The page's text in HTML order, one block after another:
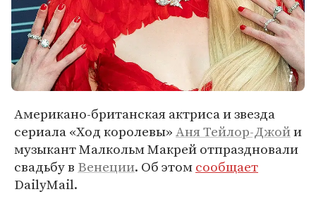
Американо-британская актриса и звезда
сериала «Ход королевы»Аня Тейлор-Джойи
музыкант Малкольм Макрей отпраздновали
свадьбу в Венеции. Об этомсообщает
DailyMail.